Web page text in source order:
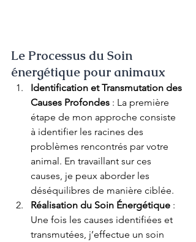
Le Processus du Soin
énergétique pour animaux
Identification et Transmutation des
Causes Profondes : La première
étape de mon approche consiste
à identifier les racines des
problèmes rencontrés par votre
animal. En travaillant sur ces
causes, je peux aborder les
déséquilibres de manière ciblée.
Réalisation du Soin Énergétique :
Une fois les causes identifiées et
transmutées, j’effectue un soin